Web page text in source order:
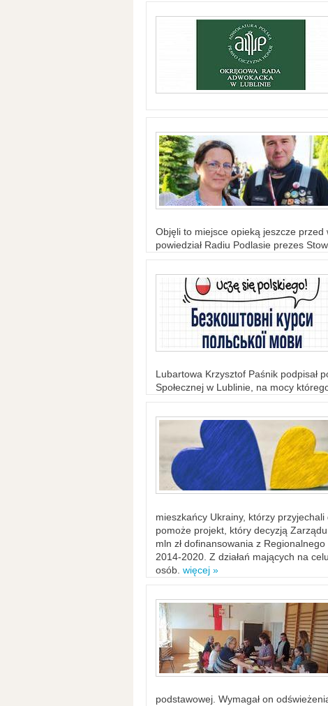
Objęli to miejsce opieką jeszcze przed
powiedział Radiu Podlasie prezes
Lubartowa Krzysztof Paśnik podpisał
Społecznej w Lublinie, na mocy
mieszkańcy Ukrainy, którzy
pomoże projekt, który decyzją
mln zł dofinansowania z
2014-2020. Z działań mających na
osób. więcej »
podstawowej. Wymagał on